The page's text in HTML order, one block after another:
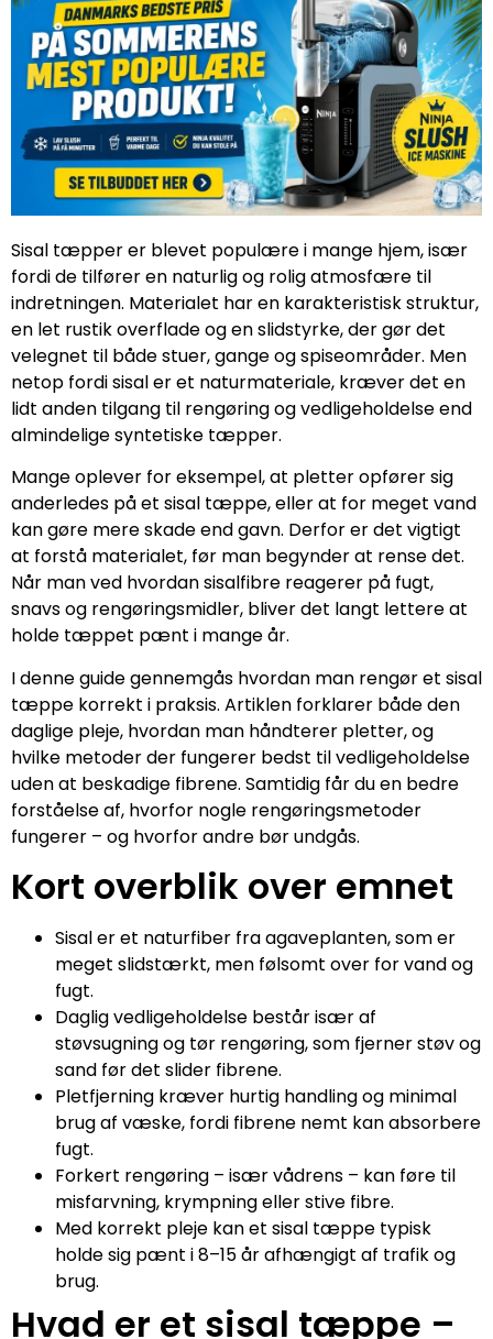
Sisal tæpper er blevet populære i mange hjem, især
fordi de tilfører en naturlig og rolig atmosfære til
indretningen. Materialet har en karakteristisk struktur,
en let rustik overflade og en slidstyrke, der gør det
velegnet til både stuer, gange og spiseområder. Men
netop fordi sisal er et naturmateriale, kræver det en
lidt anden tilgang til rengøring og vedligeholdelse end
almindelige syntetiske tæpper.
Mange oplever for eksempel, at pletter opfører sig
anderledes på et sisal tæppe, eller at for meget vand
kan gøre mere skade end gavn. Derfor er det vigtigt
at forstå materialet, før man begynder at rense det.
Når man ved hvordan sisalfibre reagerer på fugt,
snavs og rengøringsmidler, bliver det langt lettere at
holde tæppet pænt i mange år.
I denne guide gennemgås hvordan man rengør et sisal
tæppe korrekt i praksis. Artiklen forklarer både den
daglige pleje, hvordan man håndterer pletter, og
hvilke metoder der fungerer bedst til vedligeholdelse
uden at beskadige fibrene. Samtidig får du en bedre
forståelse af, hvorfor nogle rengøringsmetoder
fungerer – og hvorfor andre bør undgås.
Kort overblik over emnet
Sisal er et naturfiber fra agaveplanten, som er
meget slidstærkt, men følsomt over for vand og
fugt.
Daglig vedligeholdelse består især af
støvsugning og tør rengøring, som fjerner støv og
sand før det slider fibrene.
Pletfjerning kræver hurtig handling og minimal
brug af væske, fordi fibrene nemt kan absorbere
fugt.
Forkert rengøring – især vådrens – kan føre til
misfarvning, krympning eller stive fibre.
Med korrekt pleje kan et sisal tæppe typisk
holde sig pænt i 8–15 år afhængigt af trafik og
brug.
Hvad er et sisal tæppe –